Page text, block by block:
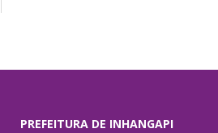
PREFEITURA DE INHANGAPI